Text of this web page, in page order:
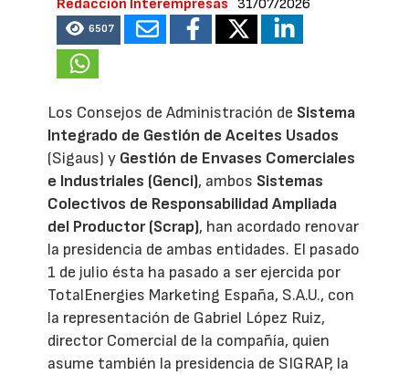
Redacción Interempresas 31/07/2026
6507
Los Consejos de Administración de Sistema
Integrado de Gestión de Aceites Usados
(Sigaus) y Gestión de Envases Comerciales
e Industriales (Genci), ambos Sistemas
Colectivos de Responsabilidad Ampliada
del Productor (Scrap), han acordado renovar
la presidencia de ambas entidades. El pasado
1 de julio ésta ha pasado a ser ejercida por
TotalEnergies Marketing España, S.A.U., con
la representación de Gabriel López Ruiz,
director Comercial de la compañía, quien
asume también la presidencia de SIGRAP, la